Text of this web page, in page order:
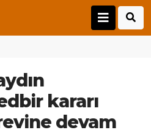
kararı
devam